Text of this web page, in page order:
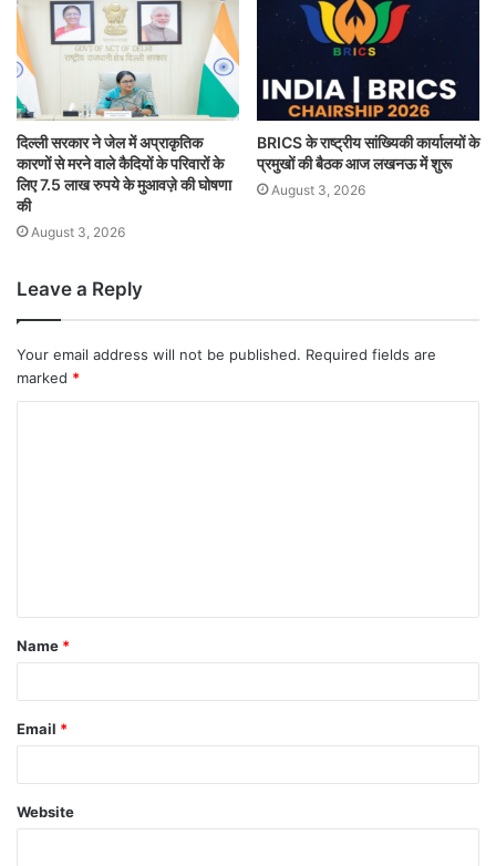
दिल्ली सरकार ने जेल में अप्राकृतिक
कारणों से मरने वाले कैदियों के परिवारों के
लिए 7.5 लाख रुपये के मुआवज़े की घोषणा
की
August 3, 2026
BRICS के राष्ट्रीय सांख्यिकी कार्यालयों के
प्रमुखों की बैठक आज लखनऊ में शुरू
August 3, 2026
Leave a Reply
Your email address will not be published. Required fields are
marked *
Name *
Email *
Website